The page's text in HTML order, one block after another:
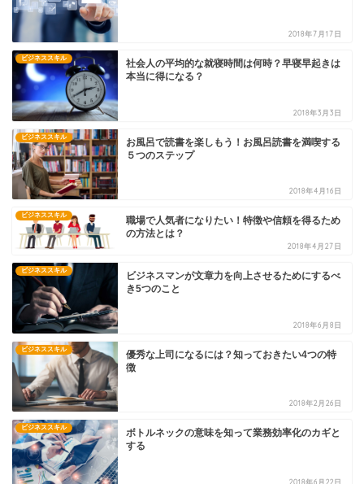
2018年7月17日
ビジネススキル
社会人の平均的な就寝時間は何時？早寝早起きは
本当に得になる？
2018年3月3日
ビジネススキル
お風呂で読書を楽しもう！お風呂読書を満喫する
５つのステップ
2018年4月16日
ビジネススキル
職場で人気者になりたい！特徴や信頼を得るため
の方法とは？
2018年4月27日
ビジネススキル
ビジネスマンが文章力を向上させるためにするべ
き5つのこと
2018年6月8日
ビジネススキル
優秀な上司になるには？知っておきたい4つの特
徴
2018年2月26日
ビジネススキル
ボトルネックの意味を知って業務効率化のカギと
する
2018年6月22日